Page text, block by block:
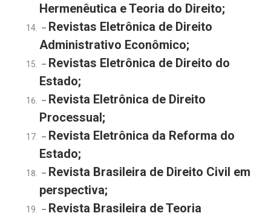
Hermenêutica e Teoria do Direito;
– Revistas Eletrônica de Direito
Administrativo Econômico;
– Revistas Eletrônica de Direito do
Estado;
– Revista Eletrônica de Direito
Processual;
– Revista Eletrônica da Reforma do
Estado;
– Revista Brasileira de Direito Civil em
perspectiva;
– Revista Brasileira de Teoria